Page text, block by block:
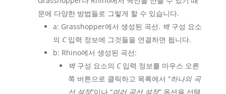
문에 다양한 방법들로 그렇게 할 수 있습니다.
a: Grasshopper에서 생성된 곡선. 벽구성 요소
의 C입력 정보에 그것들을 연결하면 됩니다.
b: Rhino에서 생성된 곡선:
벽구성 요소의 C입력 정보를 마우스 오른
쪽 버튼으로 클릭하고 목록에서 “하나의 곡
선 설정“이나 “여러 곡선 설정” 옵션을 선택